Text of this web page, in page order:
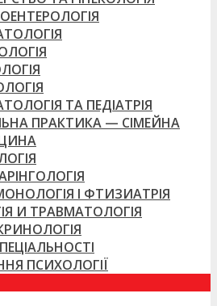
ТА ПЕДІАТРІЯ
ПРАКТИКА — СІМЕЙНА
І ФТИЗИАТРІЯ
И ТРАВМАТОЛОГІЯ
ПСИХОЛОГІЇ